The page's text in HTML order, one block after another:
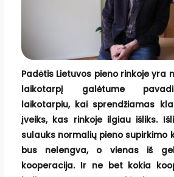
Padėtis Lietuvos pieno rinkoje yra
laikotarpį galėtume
laikotarpiu, kai sprendžiamas
įveiks, kas rinkoje ilgiau išliks.
sulauks normalių pieno supirkimo
bus nelengva, o vienas iš
kooperacija. Ir ne bet kokia